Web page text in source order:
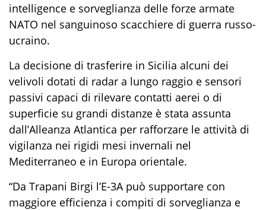
intelligence e sorveglianza delle forze armate
NATO nel sanguinoso scacchiere di guerra russo-
ucraino.
La decisione di trasferire in Sicilia alcuni dei
velivoli dotati di radar a lungo raggio e sensori
passivi capaci di rilevare contatti aerei o di
superficie su grandi distanze è stata assunta
dall’Alleanza Atlantica per rafforzare le attività di
vigilanza nei rigidi mesi invernali nel
Mediterraneo e in Europa orientale.
“Da Trapani Birgi l’E-3A può supportare con
maggiore efficienza i compiti di sorveglianza e